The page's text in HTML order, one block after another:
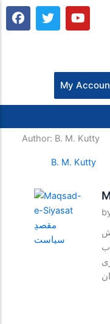
F
a
T
w
e
Y
o
b
e
My
Author: B. M. Kutty
B. M. Kutty